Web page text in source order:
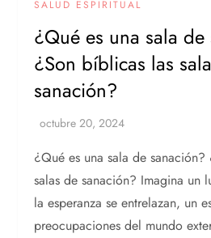
SALUD ESPIRITUAL
¿Qué es una sala
¿Son bíblicas las
sanación?
¿Qué es una sala de
salas de sanación? Imagina un
la esperanza se entrelazan, un
preocupaciones del mundo